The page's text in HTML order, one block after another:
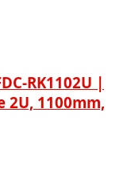
RK1102U |
2U, 1100mm,